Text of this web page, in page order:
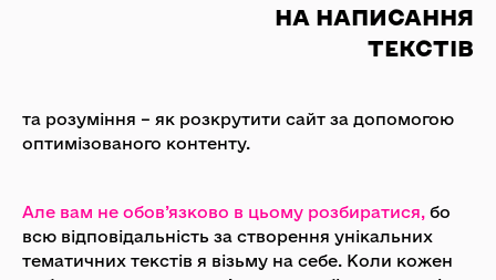
НА НАПИСАННЯ
ТЕКСТІВ
та розуміння – як розкрутити сайт за допомогою
оптимізованого контенту.
Але вам не обов’язково в цьому розбиратися, бо
всю відповідальність за створення унікальних
тематичних текстів я візьму на себе. Коли кожен